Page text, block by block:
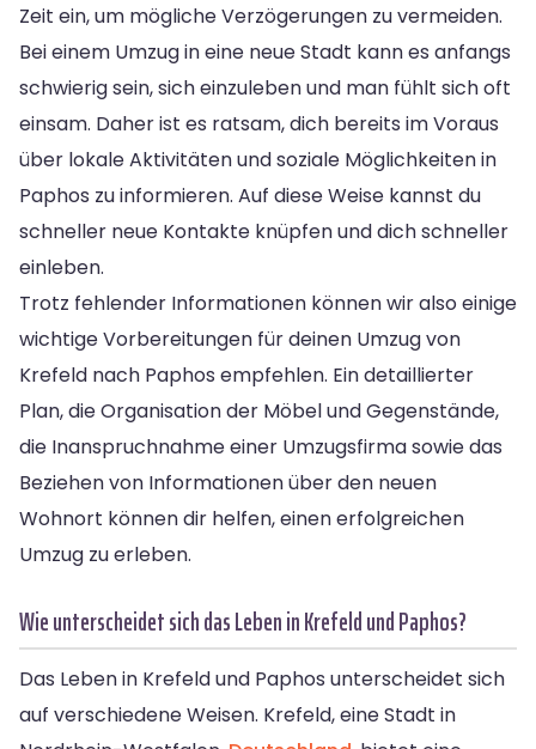
Zeit ein, um mögliche Verzögerungen zu vermeiden.
Bei einem Umzug in eine neue Stadt kann es anfangs
schwierig sein, sich einzuleben und man fühlt sich oft
einsam. Daher ist es ratsam, dich bereits im Voraus
über lokale Aktivitäten und soziale Möglichkeiten in
Paphos zu informieren. Auf diese Weise kannst du
schneller neue Kontakte knüpfen und dich schneller
einleben.
Trotz fehlender Informationen können wir also einige
wichtige Vorbereitungen für deinen Umzug von
Krefeld nach Paphos empfehlen. Ein detaillierter
Plan, die Organisation der Möbel und Gegenstände,
die Inanspruchnahme einer Umzugsfirma sowie das
Beziehen von Informationen über den neuen
Wohnort können dir helfen, einen erfolgreichen
Umzug zu erleben.
Wie unterscheidet sich das Leben in Krefeld und Paphos?
Das Leben in Krefeld und Paphos unterscheidet sich
auf verschiedene Weisen. Krefeld, eine Stadt in